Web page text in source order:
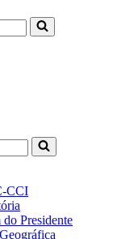
CCI
do Presidente